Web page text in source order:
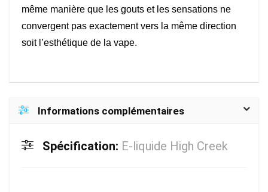
même manière que les gouts et les sensations ne
convergent pas exactement vers la même direction
soit l’esthétique de la vape.
Informations complémentaires
Spécification: E-liquide High Creek